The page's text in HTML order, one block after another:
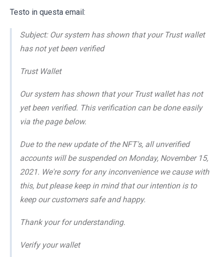
Testo in questa email:
Subject: Our system has shown that your Trust wallet
has not yet been verified
Trust Wallet
Our system has shown that your Trust wallet has not
yet been verified. This verification can be done easily
via the page below.
Due to the new update of the NFT's, all unverified
accounts will be suspended on Monday, November 15,
2021. We're sorry for any inconvenience we cause with
this, but please keep in mind that our intention is to
keep our customers safe and happy.
Thank your for understanding.
Verify your wallet